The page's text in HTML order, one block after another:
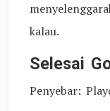
kalau.
Selesai
Penyebar: